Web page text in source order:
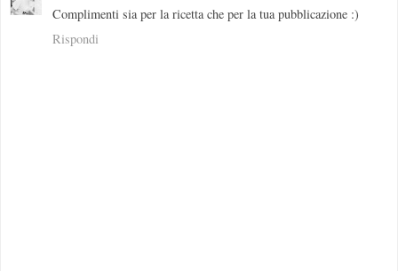
Complimenti sia per la ricetta che per la tua pubblicazione :)
Rispondi